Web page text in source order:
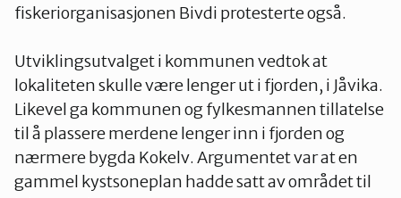
fiskeriorganisasjonen Bivdi protesterte også.
Utviklingsutvalget i kommunen vedtok at
lokaliteten skulle være lenger ut i fjorden, i Jåvika.
Likevel ga kommunen og fylkesmannen tillatelse
til å plassere merdene lenger inn i fjorden og
nærmere bygda Kokelv. Argumentet var at en
gammel kystsoneplan hadde satt av området til